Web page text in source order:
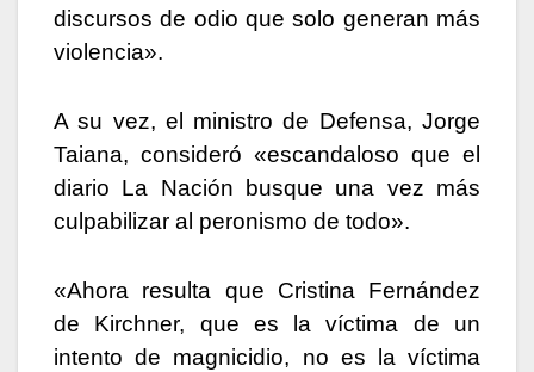
discursos de odio que solo generan más
violencia».
A su vez, el ministro de Defensa, Jorge
Taiana, consideró «escandaloso que el
diario La Nación busque una vez más
culpabilizar al peronismo de todo».
«Ahora resulta que Cristina Fernández
de Kirchner, que es la víctima de un
intento de magnicidio, no es la víctima